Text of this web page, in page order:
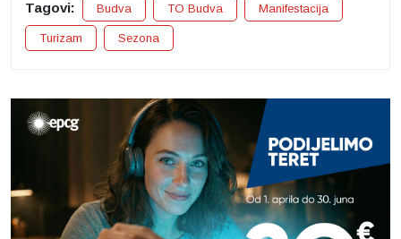
Tagovi: Budva TO Budva Manifestacija
Turizam Sezona